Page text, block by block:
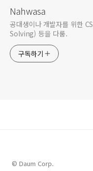
Nahwasa
공대생이나 개발자를 위한
Solving) 등을 다룸.
구독하기
© Daum Corp.